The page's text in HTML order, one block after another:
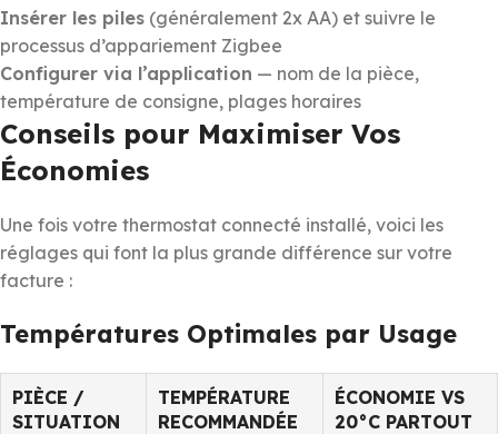
Insérer les piles (généralement 2x AA) et suivre le
processus d’appariement Zigbee
Configurer via l’application — nom de la pièce,
température de consigne, plages horaires
Conseils pour Maximiser Vos
Économies
Une fois votre thermostat connecté installé, voici les
réglages qui font la plus grande différence sur votre
facture :
Températures Optimales par Usage
PIÈCE /
SITUATION
TEMPÉRATURE
RECOMMANDÉE
ÉCONOMIE VS
20°C PARTOUT